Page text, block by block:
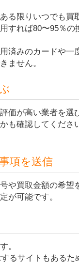
る限りいつでも買
すれば80〜95％の
済みのカードや一
ません。
価が高い業者を選
も確認してくださ
項を送信
や買取金額の希望
が可能です。
。
るサイトもあるた